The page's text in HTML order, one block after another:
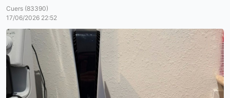
Cuers (83390)
17/06/2026 22:52